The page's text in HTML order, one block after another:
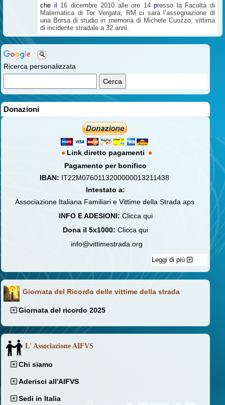
Ricerca personalizzata
Donazioni
Link diretto pagamenti
Pagamento per bonifico
IBAN: IT22M0760113200000013211438
Intestato a:
Associazione Italiana Familiari e Vittime della Strada aps
INFO E ADESIONI: Clicca qui
Dona il 5x1000: Clicca qui
info@vittimestrada.org
Leggi di più
Giornata del Ricordo delle vittime della strada
Giornata del ricordo 2025
L' Associazione AIFVS
Chi siamo
Aderisci all'AIFVS
Sedi in Italia
che il 16 dicembre 2010 alle ore 14presso la Facoltà di
Matematica di Tor Vergata, RM ci sarà l’assegnazione di
una Borsa di studio in memoria di Michele Cuozzo, vittima
di incidente stradale a 32 anni.